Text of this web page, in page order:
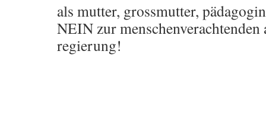
als mutter, grossmutter,
NEIN zur
regierung!